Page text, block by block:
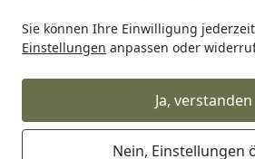
Sie können Ihre Einwilligung
Einstellungen anpassen oder
Ja, verstanden
Nein, Einstellungen
Startseite
Alles für den Garten Gartenhaus
T&J Einzelreiter für